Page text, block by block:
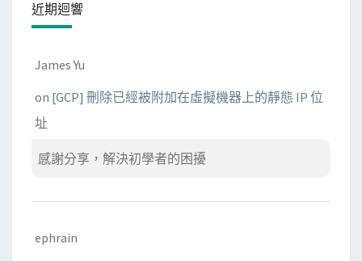
近期迴響
James Yu
on [GCP] 刪除已經被附加在虛擬機器上的靜態 IP 位
址
感謝分享，解決初學者的困擾
ephrain